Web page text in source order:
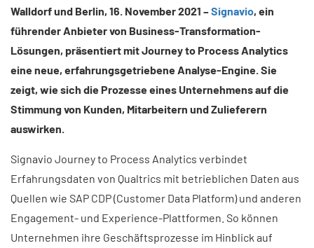
Walldorf und Berlin, 16. November 2021 –Signavio, ein
führender Anbieter von Business-Transformation-
Lösungen, präsentiert mit Journey to Process Analytics
eine neue, erfahrungsgetriebene Analyse-Engine. Sie
zeigt, wie sich die Prozesse eines Unternehmens auf die
Stimmung von Kunden, Mitarbeitern und Zulieferern
auswirken.
Signavio Journey to Process Analytics verbindet
Erfahrungsdaten von Qualtrics mit betrieblichen Daten aus
Quellen wie SAP CDP (Customer Data Platform) und anderen
Engagement- und Experience-Plattformen. So können
Unternehmen ihre Geschäftsprozesse im Hinblick auf